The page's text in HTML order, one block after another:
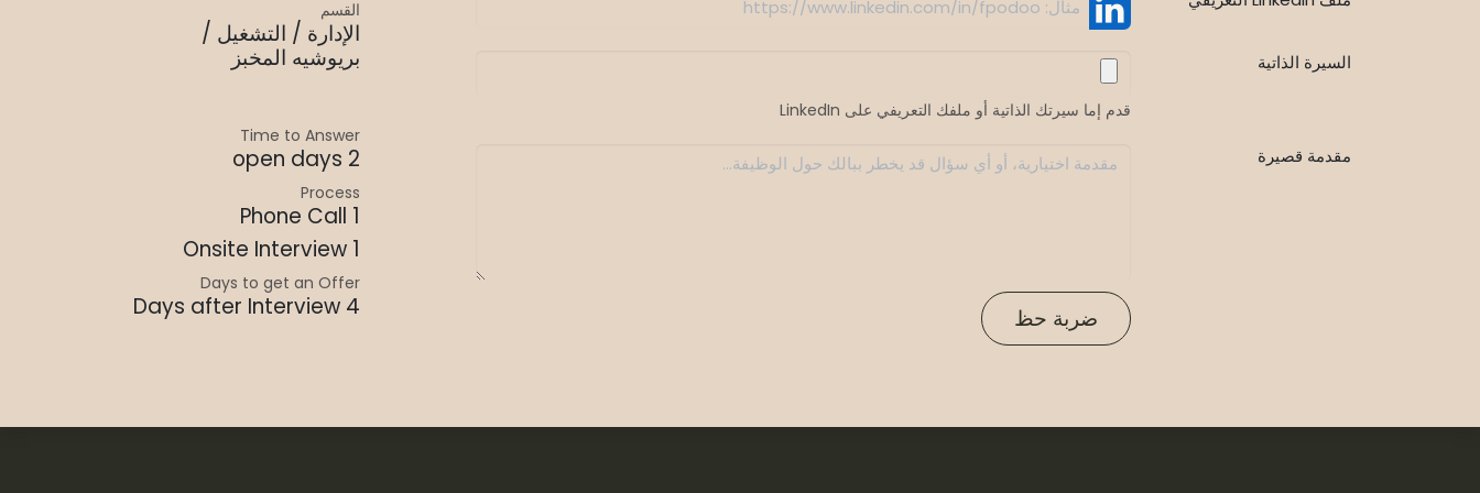
السيرة الذاتية
قدم إما سيرتك الذاتية أو ملفك التعريفي على LinkedIn
مقدمة قصيرة
ضربة حظ
القسم
الإدارة / التشغيل /
بريوشيه المخبز
Time to Answer
2 open days
Process
1 Phone Call
1 Onsite Interview
Days to get an Offer
4 Days after Interview